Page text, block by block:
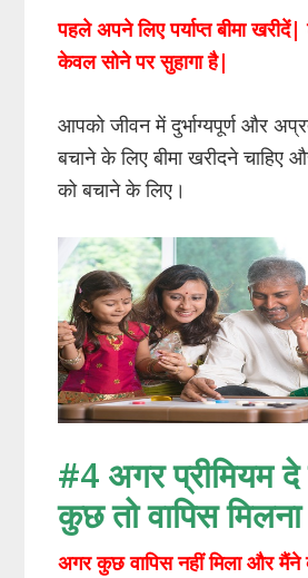
पहले अपने लिए पर्याप्त बीमा
केवल सोने पर सुहागा है|
आपको जीवन में दुर्भाग्यपूर्ण और
बचाने के लिए बीमा खरीदने
को बचाने के लिए।
#4 अगर प्रीमियम दे
कुछ तो वापिस मिलना
अगर कुछ वापिस नहीं मिला और मैंने